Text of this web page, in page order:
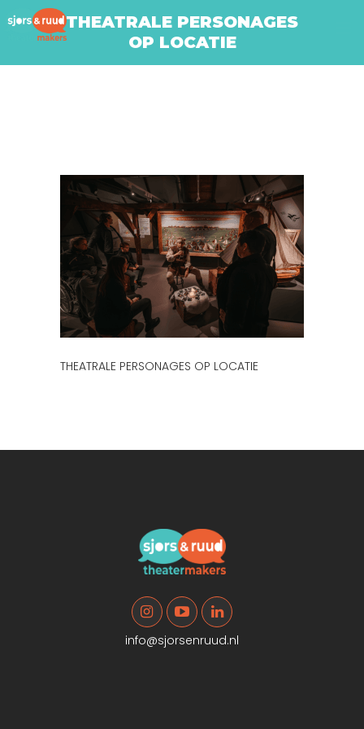
THEATRALE PERSONAGES
OP LOCATIE
THEATRALE PERSONAGES OP LOCATIE
info@sjorsenruud.nl